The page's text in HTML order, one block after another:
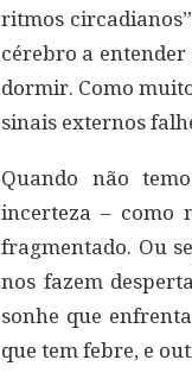
ritmos
cérebro a entender
dormir. Como
sinais externos
Quando não
incerteza – como
fragmentado. Ou
nos fazem
sonhe que
que tem febre, e